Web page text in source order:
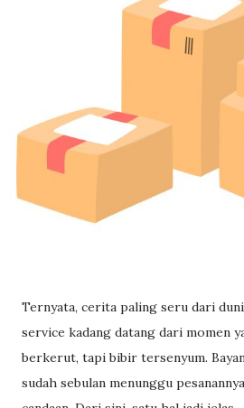
Ternyata, cerita paling seru dari
service kadang datang dari momen
berkerut, tapi bibir tersenyum.
sudah sebulan menunggu